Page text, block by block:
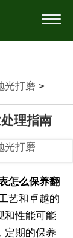
光打磨 >
理指南
光打磨
怎么保养翻
艺和卓越的
和性能可能
定期的保养